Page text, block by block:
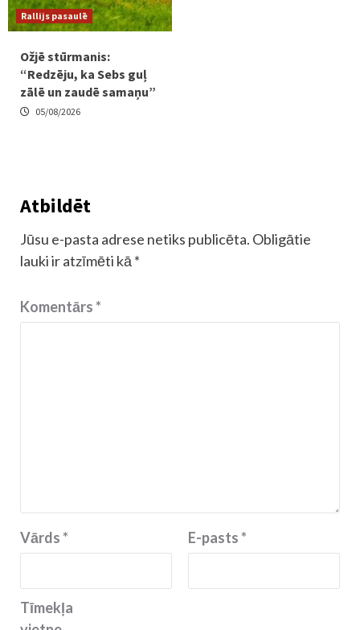
Rallijs pasaulē
Ožjē stūrmanis:
“Redzēju, ka Sebs guļ
zālē un zaudē samaņu”
05/08/2026
Atbildēt
Jūsu e-pasta adrese netiks publicēta. Obligātie
lauki ir atzīmēti kā *
Komentārs*
Vārds* E-pasts*
Tīmekļa